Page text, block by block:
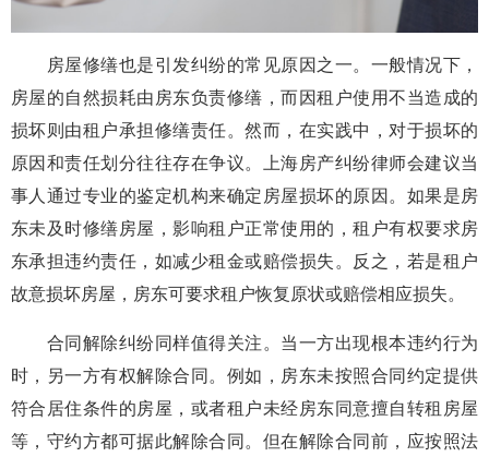
房屋修缮也是引发纠纷的常见原因之一。一般情况下，
房屋的自然损耗由房东负责修缮，而因租户使用不当造成的
损坏则由租户承担修缮责任。然而，在实践中，对于损坏的
原因和责任划分往往存在争议。上海房产纠纷律师会建议当
事人通过专业的鉴定机构来确定房屋损坏的原因。如果是房
东未及时修缮房屋，影响租户正常使用的，租户有权要求房
东承担违约责任，如减少租金或赔偿损失。反之，若是租户
故意损坏房屋，房东可要求租户恢复原状或赔偿相应损失。
合同解除纠纷同样值得关注。当一方出现根本违约行为
时，另一方有权解除合同。例如，房东未按照合同约定提供
符合居住条件的房屋，或者租户未经房东同意擅自转租房屋
等，守约方都可据此解除合同。但在解除合同前，应按照法